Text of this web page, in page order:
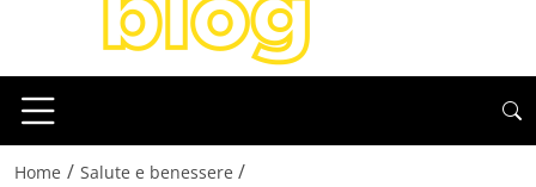
Home / Salute e benessere /